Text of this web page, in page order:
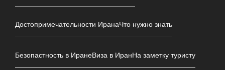
Достопримечательности ИранаЧто нужно знать
Безопастность в ИранеВиза в ИранНа заметку туристу